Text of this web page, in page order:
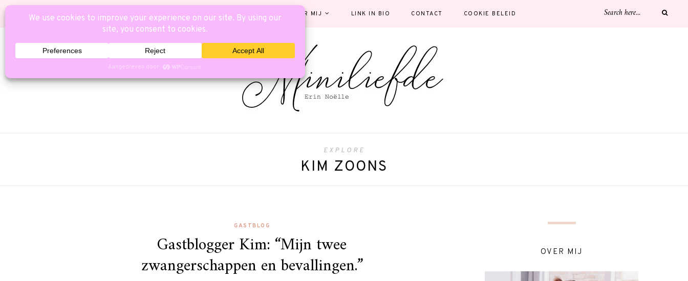
CATEGORIEËN OVER MIJ LINK IN BIO CONTACT COOKIE BELEID
EXPLORE
KIM ZOONS
GASTBLOG
Gastblogger Kim: “Mijn twee
zwangerschappen en bevallingen.” OVER MIJ